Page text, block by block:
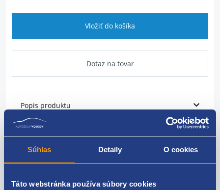
Súhlas Detaily O cookies
Táto webstránka používa súbory cookies
Vložiť do košíka
Dotaz na tovar
Popis produktu
3M 39016 Microfibre detailing cloth - utierka
mikrovlákno.
z najjemnejšieho mikrovlákna.